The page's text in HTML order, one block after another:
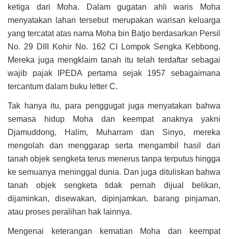
ketiga dari Moha. Dalam gugatan ahli waris Moha
menyatakan lahan tersebut merupakan warisan keluarga
yang tercatat atas nama Moha bin Batjo berdasarkan Persil
No. 29 DIII Kohir No. 162 CI Lompok Sengka Kebbong.
Mereka juga mengklaim tanah itu telah terdaftar sebagai
wajib pajak IPEDA pertama sejak 1957 sebagaimana
tercantum dalam buku letter C.
Tak hanya itu, para penggugat juga menyatakan bahwa
semasa hidup Moha dan keempat anaknya yakni
Djamuddong, Halim, Muharram dan Sinyo, mereka
mengolah dan menggarap serta mengambil hasil dari
tanah objek sengketa terus menerus tanpa terputus hingga
ke semuanya meninggal dunia. Dan juga dituliskan bahwa
tanah objek sengketa tidak pernah dijual belikan,
dijaminkan, disewakan, dipinjamkan, barang pinjaman,
atau proses peralihan hak lainnya.
Mengenai keterangan kematian Moha dan keempat